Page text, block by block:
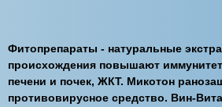
Фитопрепараты - натуральные
происхождения повышают
печени и почек, ЖКТ. Микотон
противовирусное средство. Вин-